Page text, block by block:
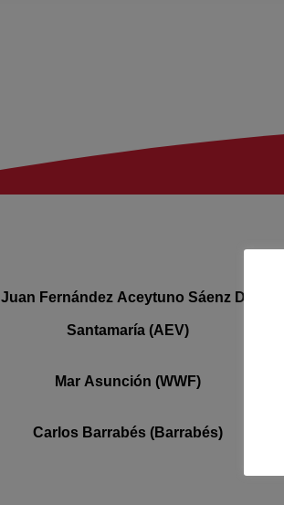
Juan Fernández Aceytuno Sáenz De
Santamaría (AEV)
Mar Asunción (WWF)
Carlos Barrabés(Barrabés)